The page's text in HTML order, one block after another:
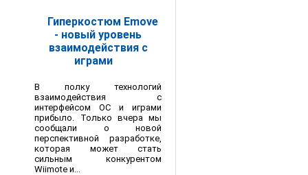
Гиперкостюм Emove
- новый уровень
взаимодействия с
играми
В полку технологий
взаимодействия с
интерфейсом ОС и играми
прибыло. Только вчера мы
сообщали о новой
перспективной разработке,
которая может стать
сильным конкурентом
Wiimote и...